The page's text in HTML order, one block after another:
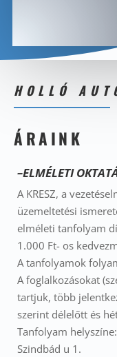
HOLLÓ
ÁRAINK
–ELMÉLETI
A KRESZ, a
üzemeltetési
elméleti tanfolyam
1.000 Ft- os
A tanfolyamok
A foglalkozásokat
tartjuk, több
szerint délelőtt és
Tanfolyam
Szindbád u 1.